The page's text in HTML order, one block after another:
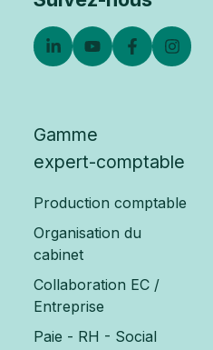
Gamme
expert-comptable
Production comptable
Organisation du
cabinet
Collaboration EC /
Entreprise
Paie - RH - Social